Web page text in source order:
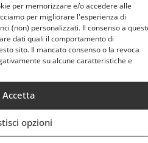
per memorizzare e/o accedere alle
per migliorare l'esperienza di
(non) personalizzati. Il consenso a
dati quali il comportamento di
sito. Il mancato consenso o la revoca
su alcune caratteristiche e
Accetta
opzioni
2025: Milano
edizione
Mar 24, 2025